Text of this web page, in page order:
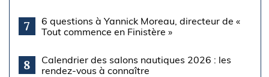
7
6 questions à Yannick Moreau, directeur de «
Tout commence en Finistère »
8
Calendrier des salons nautiques 2026 : les
rendez-vous à connaître